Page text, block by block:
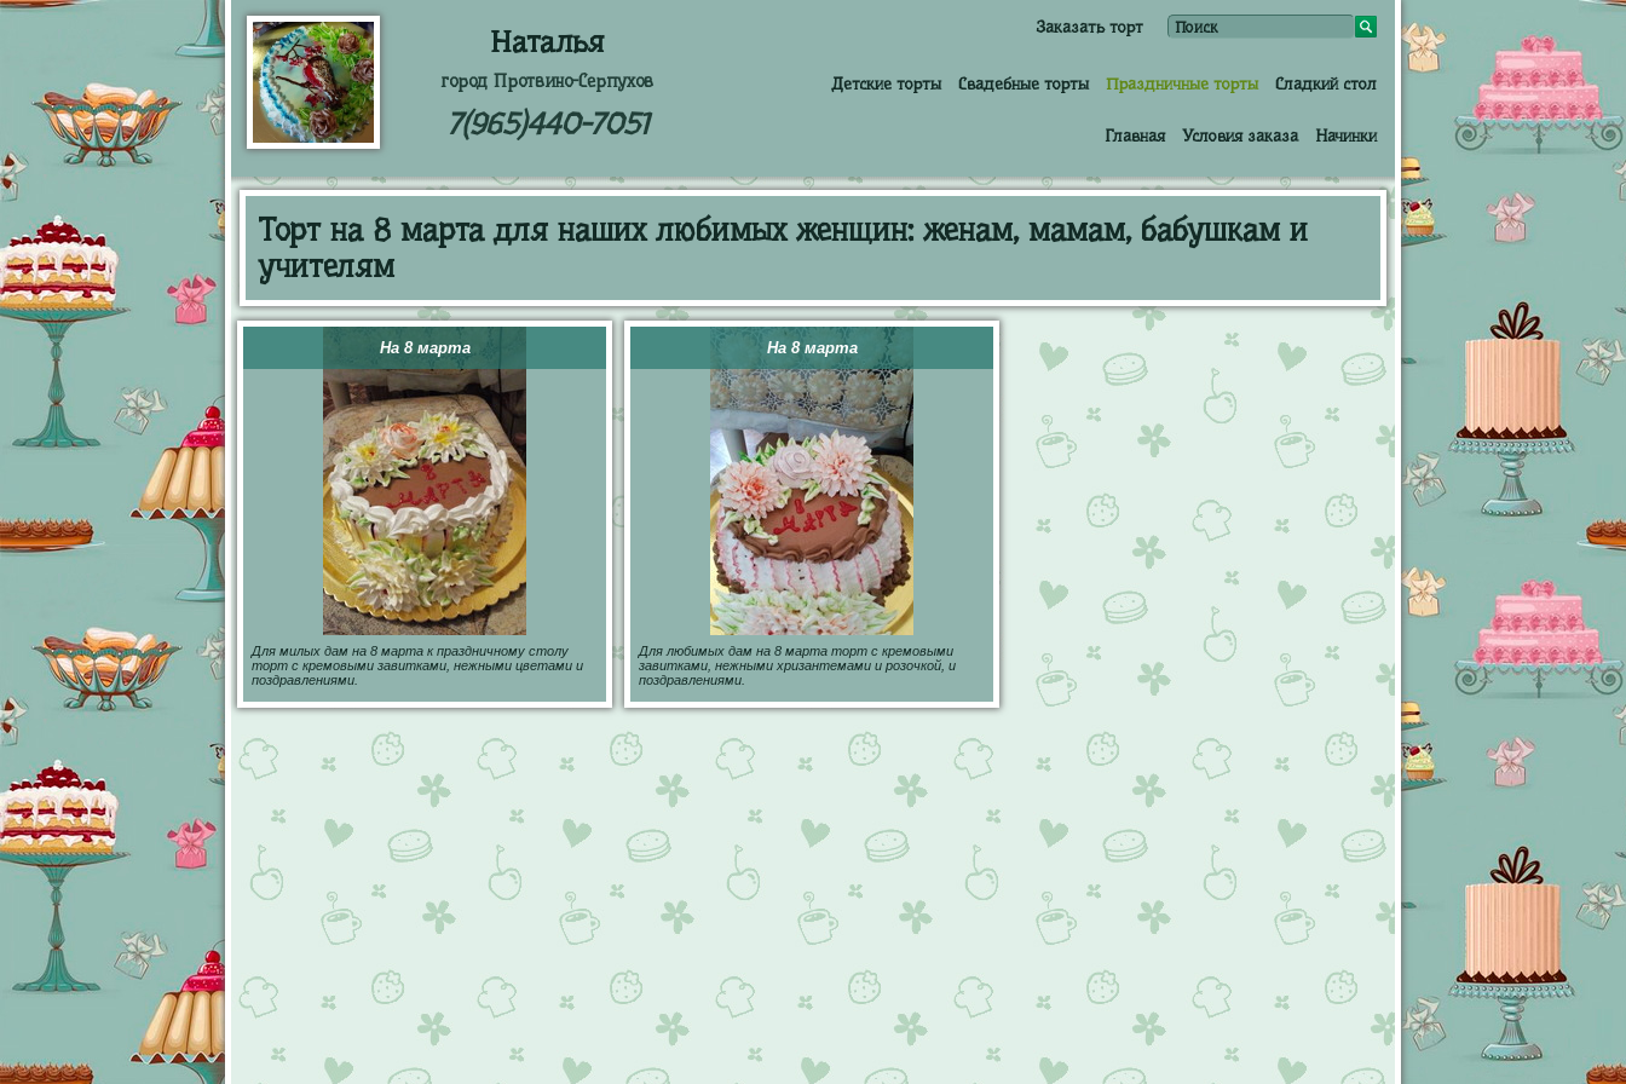
Наталья
город Протвино-Серпухов
7(965)440-7051
Заказать торт
Детские торты Свадебные торты Праздничные торты Сладкий стол
Главная Условия заказа Начинки
Торт на 8 марта для наших любимых женщин: женам, мамам, бабушкам и
учителям
На 8 марта
Для милых дам на 8 марта к праздничному столу
торт с кремовыми завитками, нежными цветами и
поздравлениями.
На 8 марта
Для любимых дам на 8 марта торт с кремовыми
завитками, нежными хризантемами и розочкой, и
поздравлениями.